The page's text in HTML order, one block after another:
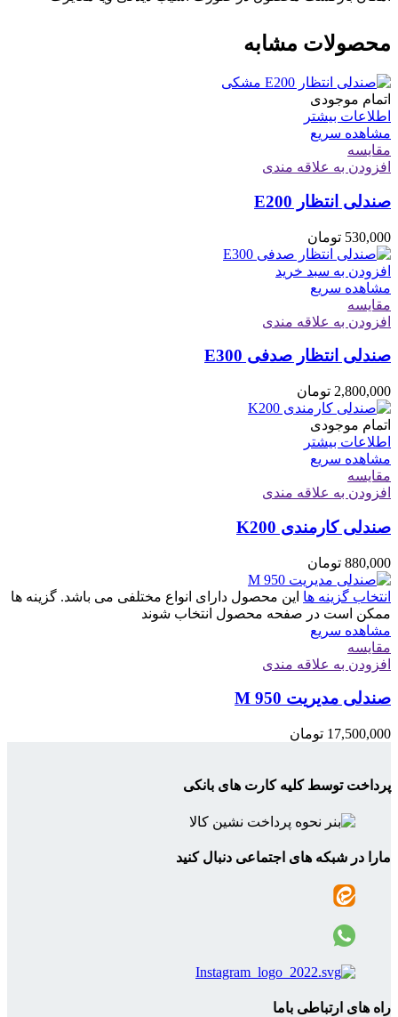
محصولات مشابه
اتمام موجودی
اطلاعات بیشتر
مشاهده سریع
مقایسه
افزودن به علاقه مندی
صندلی انتظار E200
530,000 تومان
افزودن به سبد خرید
مشاهده سریع
مقایسه
افزودن به علاقه مندی
صندلی انتظار صدفی E300
2,800,000 تومان
اتمام موجودی
اطلاعات بیشتر
مشاهده سریع
مقایسه
افزودن به علاقه مندی
صندلی کارمندی K200
880,000 تومان
انتخاب گزینه ها این محصول دارای انواع مختلفی می باشد. گزینه ها
ممکن است در صفحه محصول انتخاب شوند
مشاهده سریع
مقایسه
افزودن به علاقه مندی
صندلی مدیریت M 950
17,500,000 تومان
پرداخت توسط کلیه کارت های بانکی
مارا در شبکه های اجتماعی دنبال کنید
راه های ارتباطی باما